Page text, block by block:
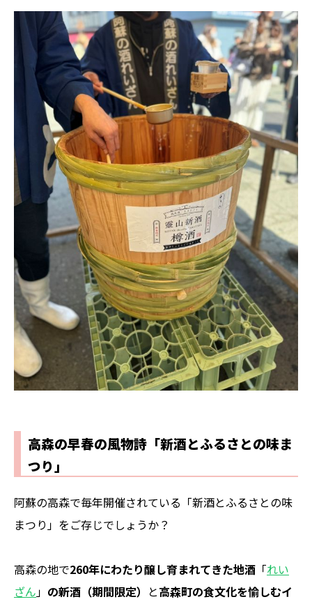
高森の早春の風物詩「新酒とふるさとの味ま
つり」
阿蘇の高森で毎年開催されている「新酒とふるさとの味
まつり」をご存じでしょうか？
高森の地で260年にわたり醸し育まれてきた地酒 「れい
ざん」 の新酒（期間限定） と高森町の食文化を愉しむイ